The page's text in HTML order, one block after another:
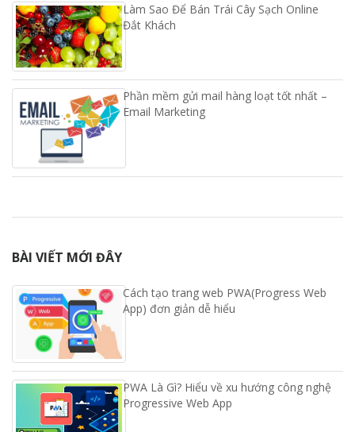
Làm Sao Để Bán Trái Cây Sạch Online
Đắt Khách
Phần mềm gửi mail hàng loạt tốt nhất –
Email Marketing
BÀI VIẾT MỚI ĐÂY
Cách tạo trang web PWA(Progress Web
App) đơn giản dễ hiểu
PWA Là Gì? Hiểu về xu hướng công nghệ
Progressive Web App